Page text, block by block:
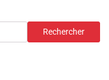
Rechercher